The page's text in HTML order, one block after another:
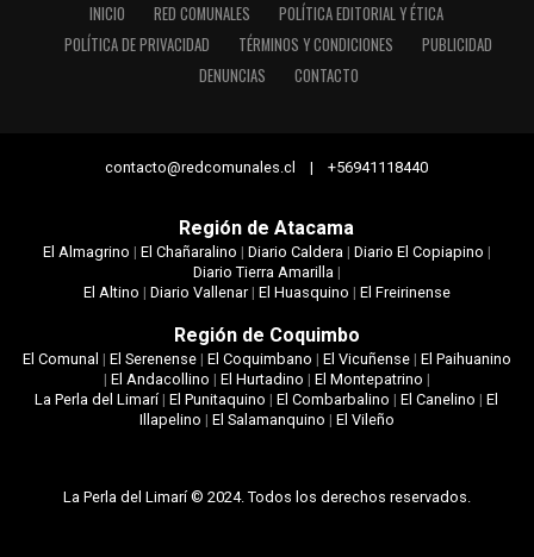
INICIO RED COMUNALES
POLÍTICA EDITORIAL Y ÉTICA
POLÍTICA DE PRIVACIDAD
TÉRMINOS Y CONDICIONES
PUBLICIDAD
DENUNCIAS
CONTACTO
contacto@redcomunales.cl | +56941118440
Región de Atacama
El Almagrino | El Chañaralino | Diario Caldera | Diario El Copiapino |
Diario Tierra Amarilla |
El Altino | Diario Vallenar| El Huasquino | El Freirinense
Región de Coquimbo
El Comunal | El Serenense| El Coquimbano | El Vicuñense| El Paihuanino
| El Andacollino | El Hurtadino | El Montepatrino |
La Perla del Limarí|El Punitaquino |El Combarbalino |El Canelino |El
Illapelino | El Salamanquino | El Vileño
La Perla del Limarí © 2024. Todos los derechos reservados.